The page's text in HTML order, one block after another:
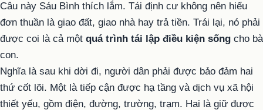
Câu này Sáu Bình thích lắm. Tái định cư không nên hiểu
đơn thuần là giao đất, giao nhà hay trả tiền. Trái lại, nó phải
được coi là cả một quá trình tái lập điều kiện sống cho bà
con.
Nghĩa là sau khi dời đi, người dân phải được bảo đảm hai
thứ cốt lõi. Một là tiếp cận được hạ tầng và dịch vụ xã hội
thiết yếu, gồm điện, đường, trường, trạm. Hai là giữ được